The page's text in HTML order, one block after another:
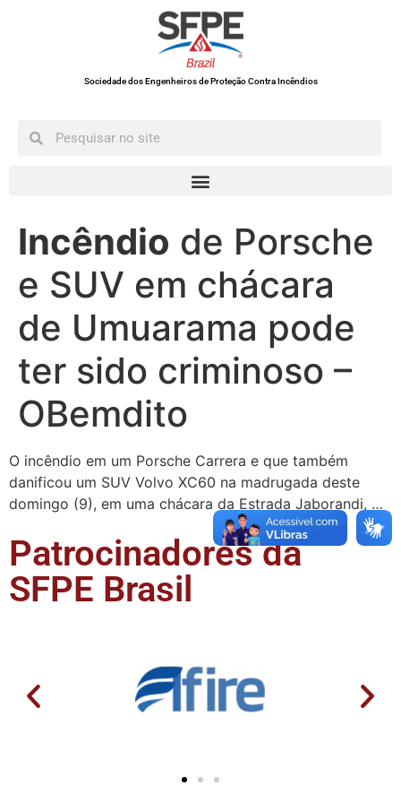
Sociedade dos Engenheiros de Proteção Contra Incêndios
Incêndio de Porsche
e SUV em chácara
de Umuarama pode
ter sido criminoso –
OBemdito
O incêndio em um Porsche Carrera e que também
danificou um SUV Volvo XC60 na madrugada deste
domingo (9), em uma chácara da Estrada Jaborandi, …
Patrocinadores da
SFPE Brasil